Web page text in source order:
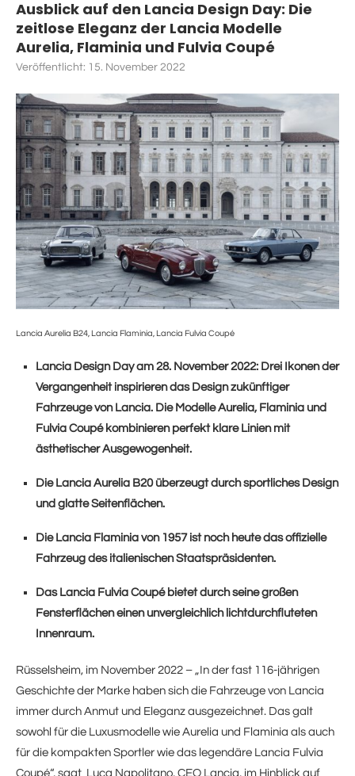
Ausblick auf den Lancia Design Day: Die
zeitlose Eleganz der Lancia Modelle
Aurelia, Flaminia und Fulvia Coupé
Veröffentlicht: 15. November 2022
Lancia Aurelia B24, Lancia Flaminia, Lancia Fulvia Coupé
Lancia Design Day am 28. November 2022: Drei Ikonen der
Vergangenheit inspirieren das Design zukünftiger
Fahrzeuge von Lancia. Die Modelle Aurelia, Flaminia und
Fulvia Coupé kombinieren perfekt klare Linien mit
ästhetischer Ausgewogenheit.
Die Lancia Aurelia B20 überzeugt durch sportliches Design
und glatte Seitenflächen.
Die Lancia Flaminia von 1957 ist noch heute das offizielle
Fahrzeug des italienischen Staatspräsidenten.
Das Lancia Fulvia Coupé bietet durch seine großen
Fensterflächen einen unvergleichlich lichtdurchfluteten
Innenraum.
Rüsselsheim, im November 2022 – „In der fast 116-jährigen
Geschichte der Marke haben sich die Fahrzeuge von Lancia
immer durch Anmut und Eleganz ausgezeichnet. Das galt
sowohl für die Luxusmodelle wie Aurelia und Flaminia als auch
für die kompakten Sportler wie das legendäre Lancia Fulvia
Coupé“, sagt Luca Napolitano, CEO Lancia, im Hinblick auf